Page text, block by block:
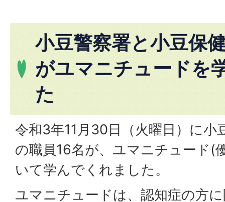
小豆警察署と小豆保
がユマニチュードを
た
令和3年11月30日（火曜日）に小
の職員16名が、ユマニチュード(
いて学んでくれました。
ユマニチュードは、認知症の方